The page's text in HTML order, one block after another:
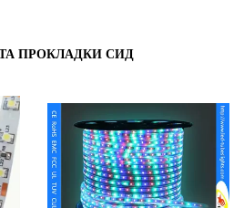
ПРОКЛАДКИ СИД